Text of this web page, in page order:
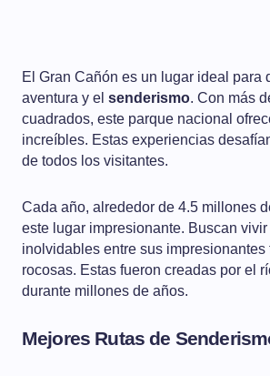
El Gran Cañón es un lugar ideal para
aventura y el senderismo. Con más
cuadrados, este parque nacional
increíbles. Estas experiencias
de todos los visitantes.
Cada año, alrededor de 4.5 millones
este lugar impresionante. Buscan
inolvidables entre sus impresionantes
rocosas. Estas fueron creadas por el
durante millones de años.
Mejores Rutas de